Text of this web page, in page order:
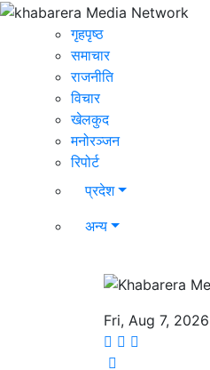
गृहपृष्ठ
समाचार
राजनीति
विचार
खेलकुद
मनोरञ्जन
रिपोर्ट
प्रदेश
अन्य
Fri, Aug 7, 2026